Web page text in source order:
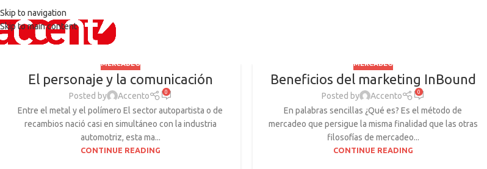
Skip to navigation
Skip to main content
MERCADEO
El personaje y la comunicación
Posted by Accento 0
Entre el metal y el polímero El sector autopartista o de
recambios nació casi en simultáneo con la industria
automotriz, esta ma...
CONTINUE READING
MERCADEO
Beneficios del marketing InBound
Posted by Accento 0
En palabras sencillas ¿Qué es? Es el método de
mercadeo que persigue la misma finalidad que las otras
filosofías de mercadeo...
CONTINUE READING